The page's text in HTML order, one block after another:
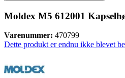
Moldex M5 612001
Varenummer: 470799
Dette produkt er endnu ikke blevet